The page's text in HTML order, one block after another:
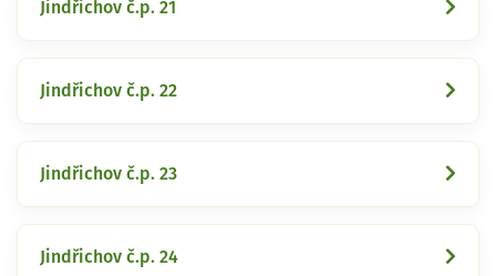
Jindřichov č.p. 21
Jindřichov č.p. 22
Jindřichov č.p. 23
Jindřichov č.p. 24